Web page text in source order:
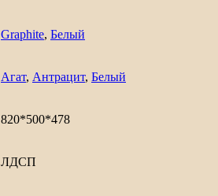
Graphite, Белый
Агат, Антрацит, Белый
820*500*478
ЛДСП